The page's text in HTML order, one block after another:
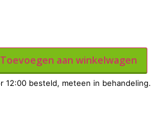
Toevoegen aan winkelwagen